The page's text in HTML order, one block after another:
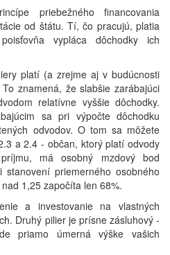
priebežného financovania
od štátu. Tí, čo pracujú, platia
vypláca dôchodky ich
platí (a zrejme aj v budúcnosti
znamená, že slabšie zarábajúci
relatívne vyššie dôchodky.
sa pri výpočte dôchodku
odvodov. O tom sa môžete
a 2.4 - občan, ktorý platí odvody
má osobný mzdový bod
priemerného osobného
1,25 započíta len 68%.
a investovanie na vlastných
Druhý pilier je prísne zásluhový -
priamo úmerná výške vašich